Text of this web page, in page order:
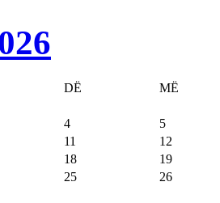
DË
MË
4
5
11
12
18
19
25
26